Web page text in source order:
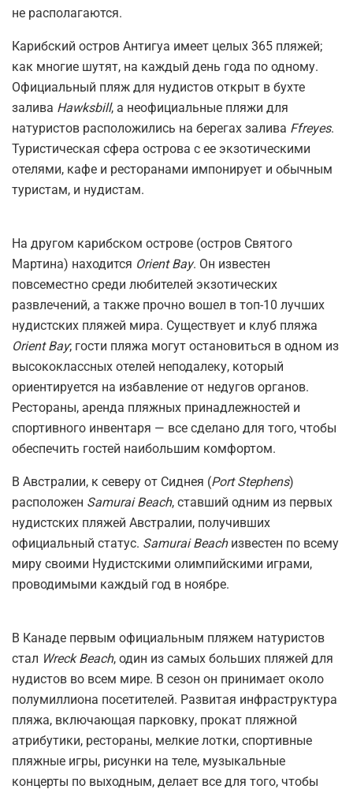
не располагаются.
Карибский остров Антигуа имеет целых 365 пляжей;
как многие шутят, на каждый день года по одному.
Официальный пляж для нудистов открыт в бухте
залива Hawksbill, а неофициальные пляжи для
натуристов расположились на берегах залива Ffreyes.
Туристическая сфера острова с ее экзотическими
отелями, кафе и ресторанами импонирует и обычным
туристам, и нудистам.
На другом карибском острове (остров Святого
Мартина) находится Orient Bay. Он известен
повсеместно среди любителей экзотических
развлечений, а также прочно вошел в топ-10 лучших
нудистских пляжей мира. Существует и клуб пляжа
Orient Bay; гости пляжа могут остановиться в одном из
высококлассных отелей неподалеку, который
ориентируется на избавление от недугов органов.
Рестораны, аренда пляжных принадлежностей и
спортивного инвентаря — все сделано для того, чтобы
обеспечить гостей наибольшим комфортом.
В Австралии, к северу от Сиднея (Port Stephens)
расположен Samurai Beach, ставший одним из первых
нудистских пляжей Австралии, получивших
официальный статус. Samurai Beachизвестен по всему
миру своими Нудистскими олимпийскими играми,
проводимыми каждый год в ноябре.
В Канаде первым официальным пляжем натуристов
стал Wreck Beach, один из самых больших пляжей для
нудистов во всем мире. В сезон он принимает около
полумиллиона посетителей. Развитая инфраструктура
пляжа, включающая парковку, прокат пляжной
атрибутики, рестораны, мелкие лотки, спортивные
пляжные игры, рисунки на теле, музыкальные
концерты по выходным, делает все для того, чтобы